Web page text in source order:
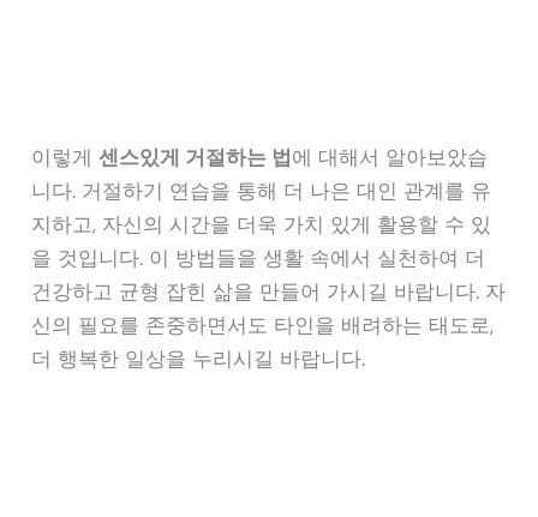
이렇게센스있게 거절하는 법에 대해서 알아보았습
니다. 거절하기 연습을 통해 더 나은 대인 관계를 유
지하고, 자신의 시간을 더욱 가치 있게 활용할 수 있
을 것입니다. 이 방법들을 생활 속에서 실천하여 더
건강하고 균형 잡힌 삶을 만들어 가시길 바랍니다. 자
신의 필요를 존중하면서도 타인을 배려하는 태도로,
더 행복한 일상을 누리시길 바랍니다.